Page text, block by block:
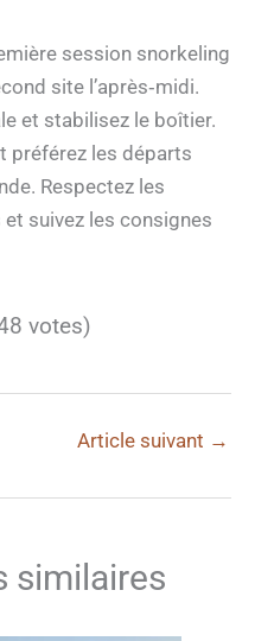
session snorkeling
site l’après‑midi.
et stabilisez le boîtier.
préférez les départs
Respectez les
et suivez les consignes
votes)
Article suivant →
similaires